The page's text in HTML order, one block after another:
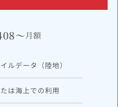
～月額
ルデータ（陸地）
は海上での利用